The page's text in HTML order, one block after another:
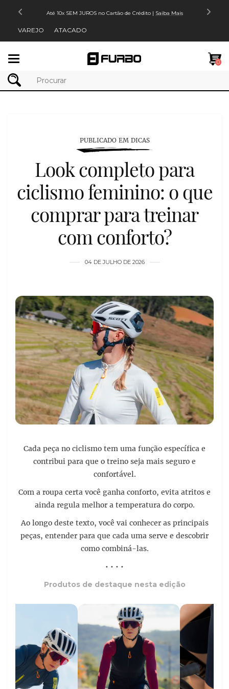
5% OFF em pagamentos via PIX |Saiba Mais
VAREJO ATACADO
0
PUBLICADO EM DICAS
Look completo para
ciclismo feminino: o que
comprar para treinar
com conforto?
04 DE JULHO DE 2026
Cada peça no ciclismo tem uma função específica e
contribui para que o treino seja mais seguro e
confortável.
Com a roupa certa você ganha conforto, evita atritos e
ainda regula melhor a temperatura do corpo.
Ao longo deste texto, você vai conhecer as principais
peças, entender para que cada uma serve e descobrir
como combiná-las.
• • • •
Produtos de destaque nesta edição